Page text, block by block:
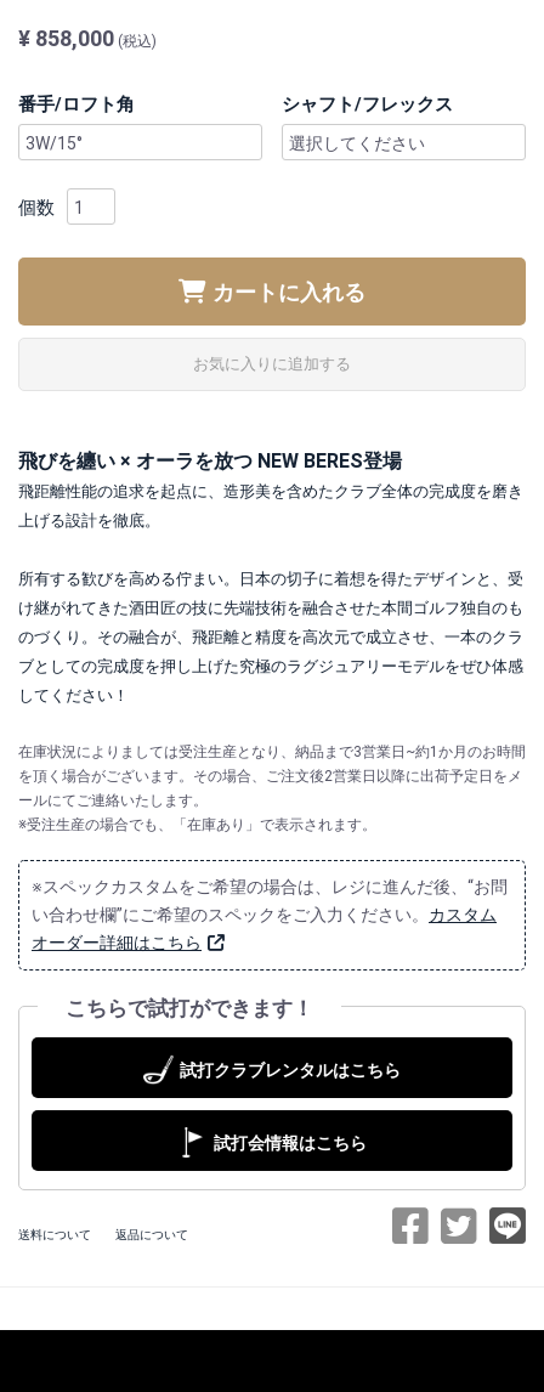
¥ 858,000 (税込)
番手/ロフト角 シャフト/フレックス
個数
カートに入れる
お気に入りに追加する
飛びを纏い × オーラを放つ NEW BERES登場
飛距離性能の追求を起点に、造形美を含めたクラブ全体の完成度を磨き
上げる設計を徹底。
所有する歓びを高める佇まい。日本の切子に着想を得たデザインと、受
け継がれてきた酒田匠の技に先端技術を融合させた本間ゴルフ独自のも
のづくり。その融合が、飛距離と精度を高次元で成立させ、一本のクラ
ブとしての完成度を押し上げた究極のラグジュアリーモデルをぜひ体感
してください！
在庫状況によりましては受注生産となり、納品まで3営業日~約1か月のお時間
を頂く場合がございます。その場合、ご注文後2営業日以降に出荷予定日をメ
ールにてご連絡いたします。
※受注生産の場合でも、「在庫あり」で表示されます。
※スペックカスタムをご希望の場合は、レジに進んだ後、“お問
い合わせ欄”にご希望のスペックをご入力ください。 カスタム
オーダー詳細はこちら
こちらで試打ができます！
試打クラブレンタルはこちら
試打会情報はこちら
送料について 返品について